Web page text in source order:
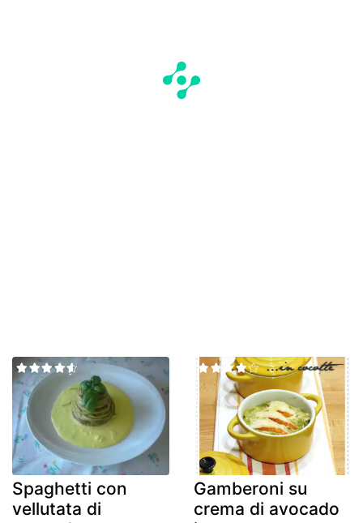
Spaghetti con
vellutata di
Gamberoni su
crema di avocado